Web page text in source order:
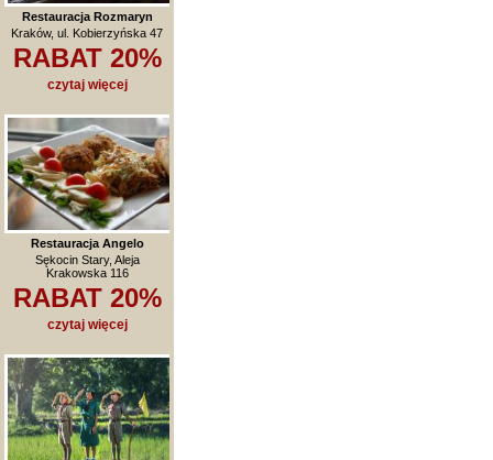
Restauracja Rozmaryn
Kraków, ul. Kobierzyńska 47
RABAT 20%
czytaj więcej
Restauracja Angelo
Sękocin Stary, Aleja
Krakowska 116
RABAT 20%
czytaj więcej